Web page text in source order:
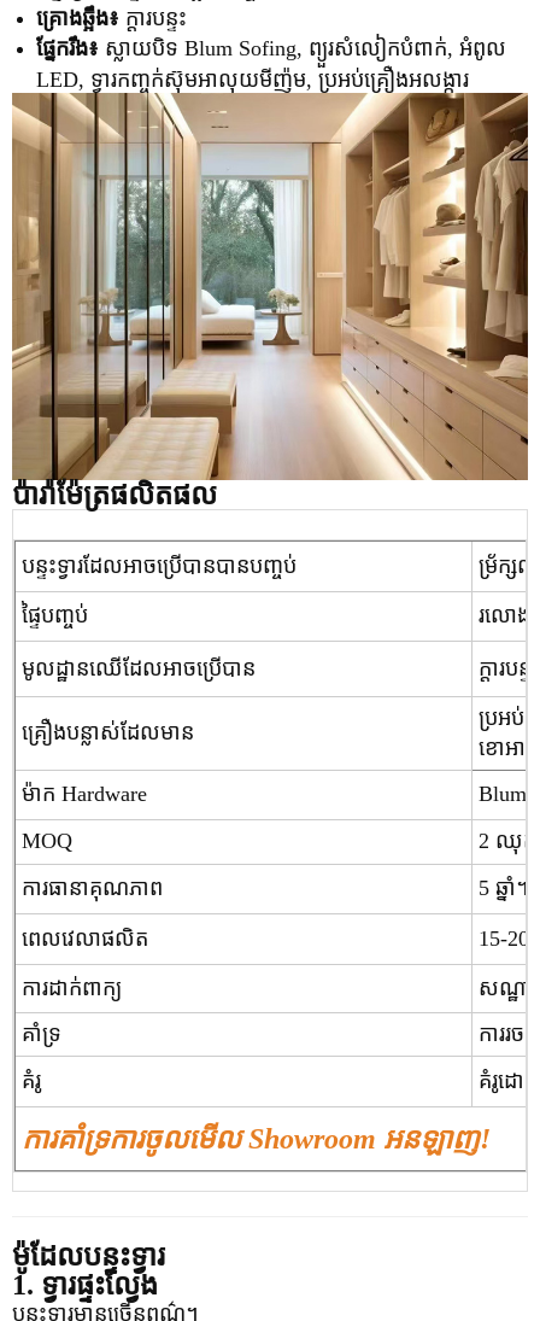
គ្រោងឆ្អឹង៖ ក្តារបន្ទះ
ផ្នែករឹង៖ ស្លាយបិទ Blum Sofing, ព្យួរសំលៀកបំពាក់, អំពូល
LED, ទ្វារកញ្ចក់ស៊ុមអាលុយមីញ៉ូម, ប្រអប់គ្រឿងអលង្ការ
ប៉ារ៉ាម៉ែត្រផលិតផល
បន្ទះទ្វារដែលអាចប្រើបានបានបញ្ចប់ ម្រ័ក្ស
ផ្ទៃបញ្ចប់ រលោង
មូលដ្ឋានឈើដែលអាចប្រើបាន ក្តារប
គ្រឿងបន្លាស់ដែលមាន
ប្រអប់ដ
ខោអា
ម៉ាក Hardware
Blum
MOQ
2 ឈុត
ការធានាគុណភាព
5 ឆ្នាំ។
ពេលវេលាផលិត 15-20 ថ្
ការដាក់ពាក្យ សណ្ឋា
គាំទ្រ
ការរ
គំរូ
គំរូដោ
ការគាំទ្រការចូលមើល Showroom អនឡាញ!
ម៉ូដែលបន្ទះទ្វារ
1. ទ្វារផ្ទះល្វែង
បន្ទះទ្វារមានច្រើនពណ៌។